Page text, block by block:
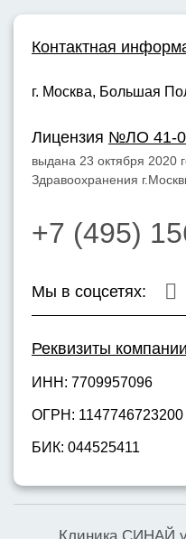
Контактная
г. Москва, Большая
Лицензия №ЛО 41-
выдана 23 октября 2020
Здравоохранения
+7 (495)
Мы в соцсетях:
Реквизиты
ИНН: 7709957096
ОГРН: 1147746723200
БИК: 044525411
Клиника СИНАЙ